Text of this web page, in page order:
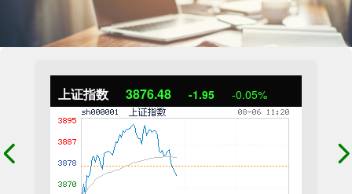
上证指数 3876.48 -1.95 -0.05%